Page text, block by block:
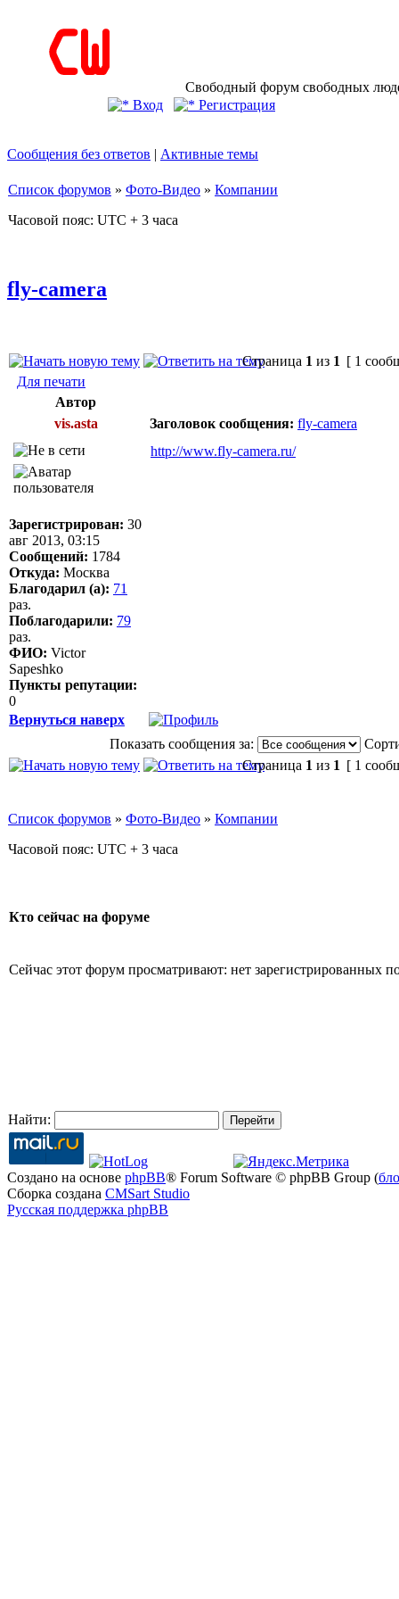
Свободный форум свободных
Вход
Регистрация
Сообщения без ответов | Активные темы
Список форумов » Фото-Видео » Компании
Часовой пояс: UTC + 3 часа
fly-camera
Страница 1 из 1 [ 1
Для печати
Автор
vis.asta
Заголовок сообщения: fly-camera
Зарегистрирован: 30
авг 2013, 03:15
Сообщений: 1784
Откуда: Москва
Благодарил (а): 71
раз.
Поблагодарили: 79
раз.
ФИО: Victor
Sapeshko
Пункты репутации:
0
http://www.fly-camera.ru/
Вернуться наверх
Показать сообщения за:
Страница 1 из 1 [ 1
Список форумов » Фото-Видео » Компании
Часовой пояс: UTC + 3 часа
Кто сейчас на форуме
Сейчас этот форум просматривают: нет зарегистрированных
Найти:
Создано на основе phpBB® Forum Software © phpBB Group (
Сборка создана CMSart Studio
Русская поддержка phpBB